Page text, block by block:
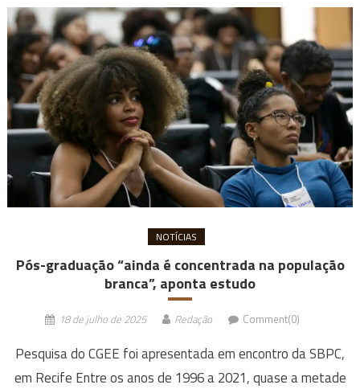
NOTÍCIAS
Pós-graduação “ainda é concentrada na população
branca”, aponta estudo
18 de julho de 2025 Redação Comment(0)
Pesquisa do CGEE foi apresentada em encontro da SBPC,
em Recife Entre os anos de 1996 a 2021, quase a metade